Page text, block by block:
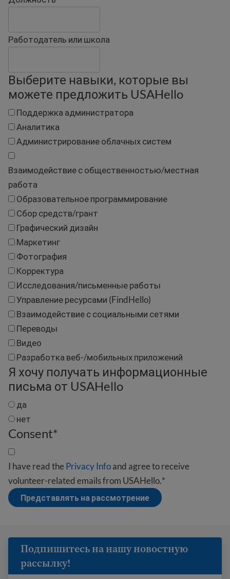
Работодатель или школа
Выберите навыки, которые вы
можете предложить USAHello
Поддержка администратора
Аналитика
Администрирование облачных систем
Взаимодействие с общественностью/местная
работа
Образовательное программирование
Сбор средств/грант
Графический дизайн
Маркетинг
Фотография
Корректура
Исследования/письменные работы
Управление ресурсами (FindHello)
Взаимодействие с социальными сетями
Переводы
Видео
Разработка веб-/мобильных приложений
Я хочу получать информационные
письма от USAHello
да
нет
Consent*
I have read the Privacy Infoand agree to receive
volunteer-related emails from USAHello.*
Представлять на рассмотрение
Подпишитесь на нашу новостную
рассылку!